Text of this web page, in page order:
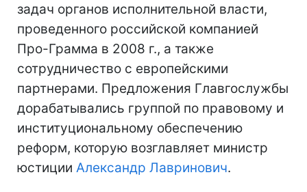
задач органов исполнительной власти,
проведенного российской компанией
Про-Грамма в 2008 г., а также
сотрудничество с европейскими
партнерами. Предложения Главгослужбы
дорабатывались группой по правовому и
институциональному обеспечению
реформ, которую возглавляет министр
юстиции Александр Лавринович.